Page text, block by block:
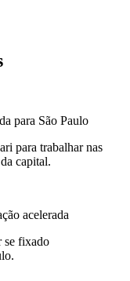
para São Paulo
para trabalhar nas
capital.
acelerada
se fixado